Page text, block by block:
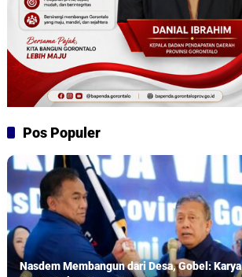
Pos Populer
Nasdem Membangun dari Desa, Gobel: Karya